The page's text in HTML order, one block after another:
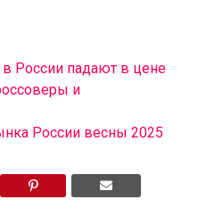
России падают в цене
и
России весны 2025